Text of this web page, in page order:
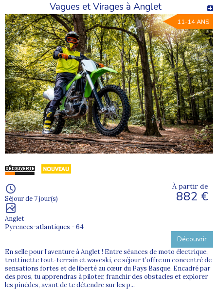
Vagues et Virages à Anglet
11-14 ANS
Séjour de 7 jour(s)
Anglet
Pyrenees-atlantiques - 64
À partir de
882 €
Découvrir
En selle pour l’aventure à Anglet ! Entre séances de moto électrique,
trottinette tout-terrain et waveski, ce séjour t’offre un concentré de
sensations fortes et de liberté au cœur du Pays Basque. Encadré par
des pros, tu apprendras à piloter, franchir des obstacles et explorer
les pinèdes, avant de te détendre sur les p...